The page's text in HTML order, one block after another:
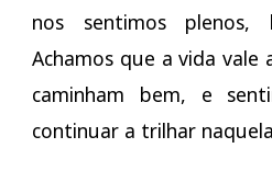
nos sentimos plenos,
Achamos que a vida vale
caminham bem, e
continuar a trilhar